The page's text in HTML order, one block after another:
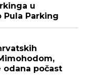
u
Parking
počast